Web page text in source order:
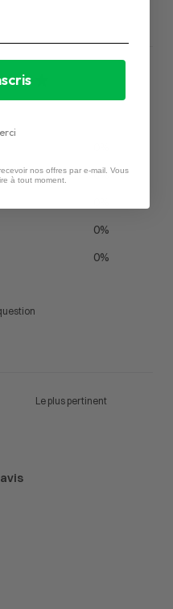
0%
0%
0%
nos offres par e-mail. Vous
à tout moment.